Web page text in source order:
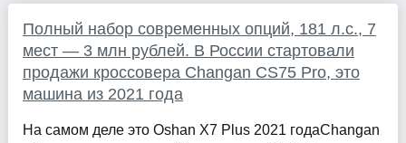
Полный набор современных опций, 181 л.с., 7
мест — 3 млн рублей. В России стартовали
продажи кроссовера Changan CS75 Pro, это
машина из 2021 года
На самом деле это Oshan X7 Plus 2021 годаChangan